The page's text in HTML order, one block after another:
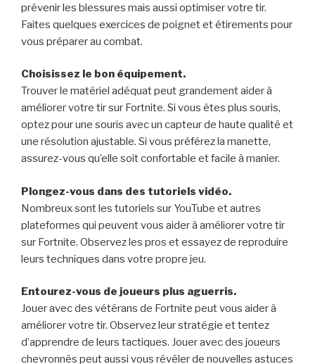
prévenir les blessures mais aussi optimiser votre tir.
Faites quelques exercices de poignet et étirements pour
vous préparer au combat.
Choisissez le bon équipement.
Trouver le matériel adéquat peut grandement aider à
améliorer votre tir sur Fortnite. Si vous êtes plus souris,
optez pour une souris avec un capteur de haute qualité et
une résolution ajustable. Si vous préférez la manette,
assurez-vous qu’elle soit confortable et facile à manier.
Plongez-vous dans des tutoriels vidéo.
Nombreux sont les tutoriels sur YouTube et autres
plateformes qui peuvent vous aider à améliorer votre tir
sur Fortnite. Observez les pros et essayez de reproduire
leurs techniques dans votre propre jeu.
Entourez-vous de joueurs plus aguerris.
Jouer avec des vétérans de Fortnite peut vous aider à
améliorer votre tir. Observez leur stratégie et tentez
d’apprendre de leurs tactiques. Jouer avec des joueurs
chevronnés peut aussi vous révéler de nouvelles astuces